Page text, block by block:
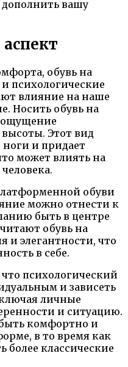
вашу
обувь на
психологические
влияние на наше
Носить обувь на
ощущение
Этот вид
ноги и придает
может влиять на
обуви
можно отнести к
быть в центре
обувь на
и элегантности, что
в себе.
психологический
и зависеть
личные
и ситуацию.
комфортно и
в то время как
более классические